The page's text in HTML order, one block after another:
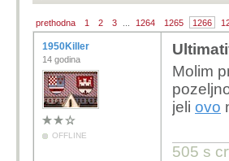
prethodna 1 2 3 1264 1265 1266
1950Killer
14 godina
OFFLINE
Molim
jeli ovo
505 s